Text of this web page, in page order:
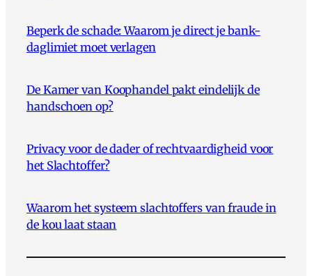
Beperk de schade: Waarom je direct je bank-
daglimiet moet verlagen
De Kamer van Koophandel pakt eindelijk de
handschoen op?
Privacy voor de dader of rechtvaardigheid voor
het Slachtoffer?
Waarom het systeem slachtoffers van fraude in
de kou laat staan